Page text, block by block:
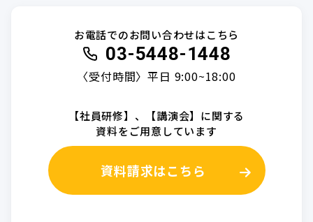
お電話でのお問い合わせはこちら
03-5448-1448
〈受付時間〉平日 9:00~18:00
【社員研修】、【講演会】に関する
資料をご用意しています
資料請求はこちら